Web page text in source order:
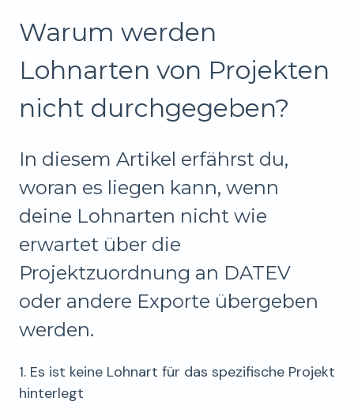
Warum werden
Lohnarten von Projekten
nicht durchgegeben?
In diesem Artikel erfährst du,
woran es liegen kann, wenn
deine Lohnarten nicht wie
erwartet über die
Projektzuordnung an DATEV
oder andere Exporte übergeben
werden.
1. Es ist keine Lohnart für das spezifische Projekt
hinterlegt